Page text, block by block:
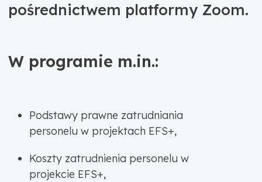
pośrednictwem platformy Zoom.
W programie m.in.:
Podstawy prawne zatrudniania
personelu w projektach EFS+,
Koszty zatrudnienia personelu w
projekcie EFS+,